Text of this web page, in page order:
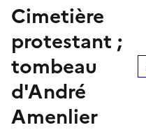
cimetière
protestant ;
tombeau
d'André
Amenlier